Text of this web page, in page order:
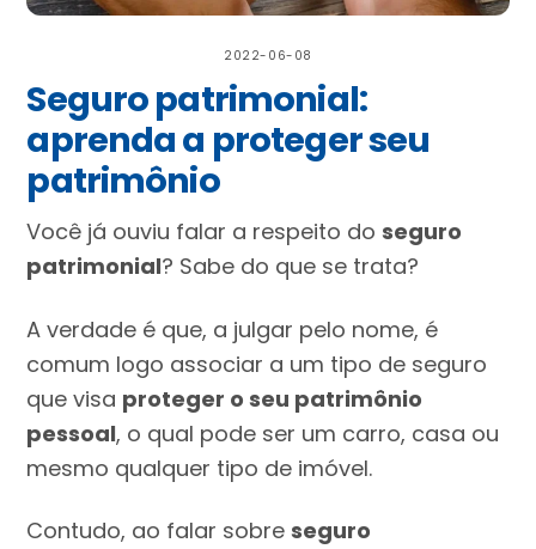
2022-06-08
Seguro patrimonial:
aprenda a proteger seu
patrimônio
Você já ouviu falar a respeito doseguro
patrimonial? Sabe do que se trata?
A verdade é que, a julgar pelo nome, é
comum logo associar a um tipo de seguro
que visa proteger o seu patrimônio
pessoal, o qual pode ser um carro, casa ou
mesmo qualquer tipo de imóvel.
Contudo, ao falar sobreseguro